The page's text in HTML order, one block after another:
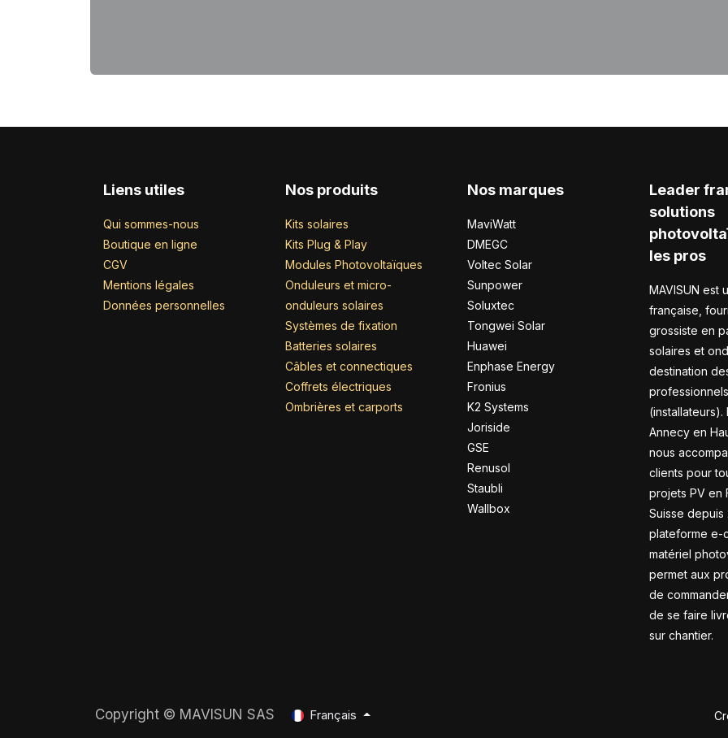
Liens utiles
Qui sommes-nous
Boutique en ligne
CGV
Mentions légales
Données personnelles
Nos produits
Kits solaires
Kits Plug & Play
Modules Photovoltaïques
Onduleurs et micro-
onduleurs solaires
Systèmes de fixation
Batteries solaires
Câbles et connectiques
Coffrets électriques
Ombrières et carports
Nos marques
MaviWatt
DMEGC
Voltec Solar
Sunpower
Soluxtec
Tongwei Solar
Huawei
Enphase Energy
Fronius
K2 Systems
Joriside
GSE
Renusol
Staubli
Wallbox
Leader
solutions
les pros
MAVISUN est
française,
grossiste en
solaires et
destination
(installateurs).
Annecy en
nous
clients pour
projets PV en
Suisse depuis
plateforme e-
matériel
permet aux
de
de se faire
sur chantier.
Copyright © MAVISUN SAS Français